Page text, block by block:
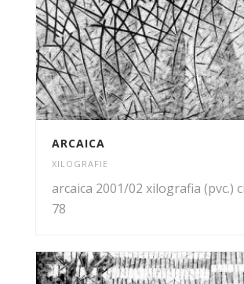
ARCAICA
XILOGRAFIE
arcaica 2001/02 xilografia (pvc.)
78